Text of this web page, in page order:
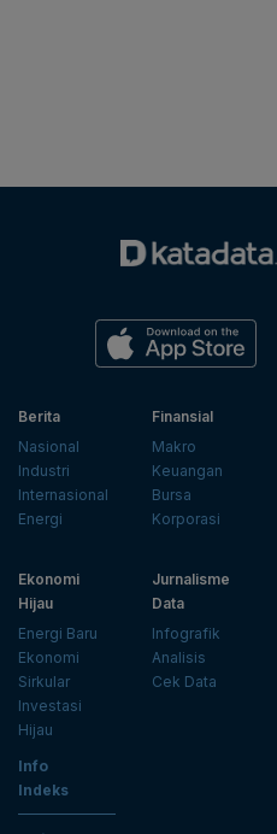
Berita
Nasional
Industri
Internasional
Energi
Finansial
Makro
Keuangan
Bursa
Korporasi
Ekonomi
Hijau
Energi Baru
Ekonomi
Sirkular
Investasi
Hijau
Jurnalisme
Data
Infografik
Analisis
Cek Data
Info
Indeks